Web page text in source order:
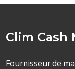
Clim Cash
Fournisseur de